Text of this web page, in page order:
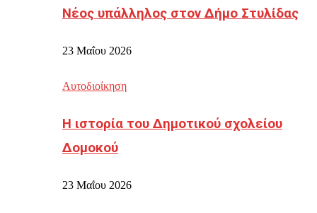
Νέος υπάλληλος στον Δήμο Στυλίδας
23 Μαΐου 2026
Αυτοδιοίκηση
Η ιστορία του Δημοτικού σχολείου
Δομοκού
23 Μαΐου 2026